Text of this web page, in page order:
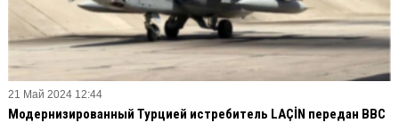
21 Май 2024 12:44
Модернизированный Турцией истребитель LAÇİN передан ВВС